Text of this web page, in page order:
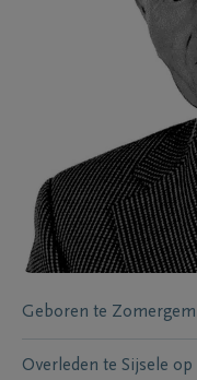
Geboren te Zomergem
Overleden te Sijsele op